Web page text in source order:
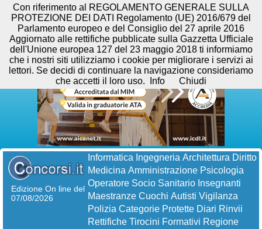
Edizione On line del
07/08/2026
Informatica Ingegneria Architettura Diritto
Medicina Amministrazione Psicologia
Operatore Socio Sanitario Insegnanti
Maestranze Cuochi Autisti Vigilanza
Polizia Categorie Protette Diari Rinvii
Rettifiche Tirocini Formativi Regione
Con riferimento al REGOLAMENTO GENERALE SULLA
PROTEZIONE DEI DATI Regolamento (UE) 2016/679 del
Parlamento europeo e del Consiglio del 27 aprile 2016
Aggiornato alle rettifiche pubblicate sulla Gazzetta Ufficiale
dell'Unione europea 127 del 23 maggio 2018 ti informiamo
che i nostri siti utilizziamo i cookie per migliorare i servizi ai
lettori. Se decidi di continuare la navigazione consideriamo
che accetti il loro uso.
Info Chiudi